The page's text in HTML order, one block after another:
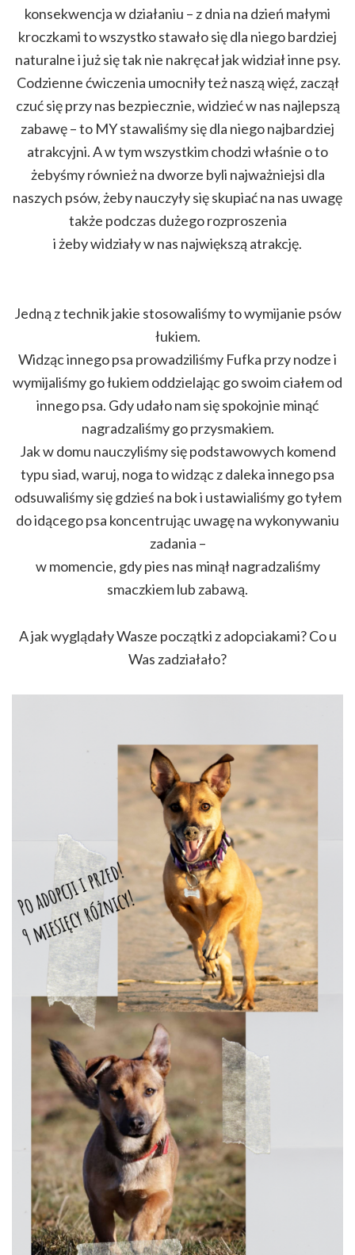
konsekwencja w działaniu – z dnia na dzień małymi
kroczkami to wszystko stawało się dla niego bardziej
naturalne i już się tak nie nakręcał jak widział inne psy.
Codzienne ćwiczenia umocniły też naszą więź, zaczął
czuć się przy nas bezpiecznie, widzieć w nas najlepszą
zabawę – to MY stawaliśmy się dla niego najbardziej
atrakcyjni. A w tym wszystkim chodzi właśnie o to
żebyśmy również na dworze byli najważniejsi dla
naszych psów, żeby nauczyły się skupiać na nas uwagę
także podczas dużego rozproszenia
i żeby widziały w nas największą atrakcję.
Jedną z technik jakie stosowaliśmy to wymijanie psów
łukiem.
Widząc innego psa prowadziliśmy Fufka przy nodze i
wymijaliśmy go łukiem oddzielając go swoim ciałem od
innego psa. Gdy udało nam się spokojnie minąć
nagradzaliśmy go przysmakiem.
Jak w domu nauczyliśmy się podstawowych komend
typu siad, waruj, noga to widząc z daleka innego psa
odsuwaliśmy się gdzieś na bok i ustawialiśmy go tyłem
do idącego psa koncentrując uwagę na wykonywaniu
zadania –
w momencie, gdy pies nas minął nagradzaliśmy
smaczkiem lub zabawą.
A jak wyglądały Wasze początki z adopciakami? Co u
Was zadziałało?